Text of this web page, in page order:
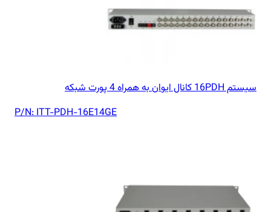
سیستم 16PDH کانال ایوان به همراه 4 پورت شبکه
P/N:ITT-PDH-16E14GE